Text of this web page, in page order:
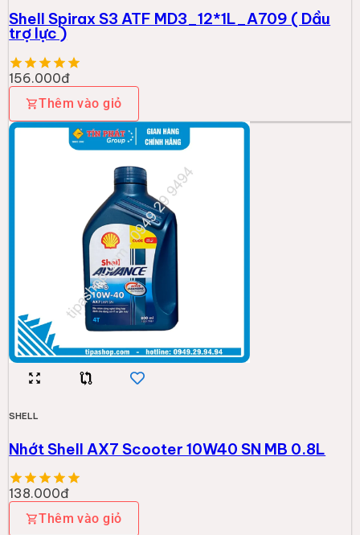
Shell Spirax S3 ATF MD3_12*1L_A709 ( Dầu
trợ lực )
156.000đ
Thêm vào giỏ
SHELL
Nhớt Shell AX7 Scooter 10W40 SN MB 0.8L
138.000đ
Thêm vào giỏ